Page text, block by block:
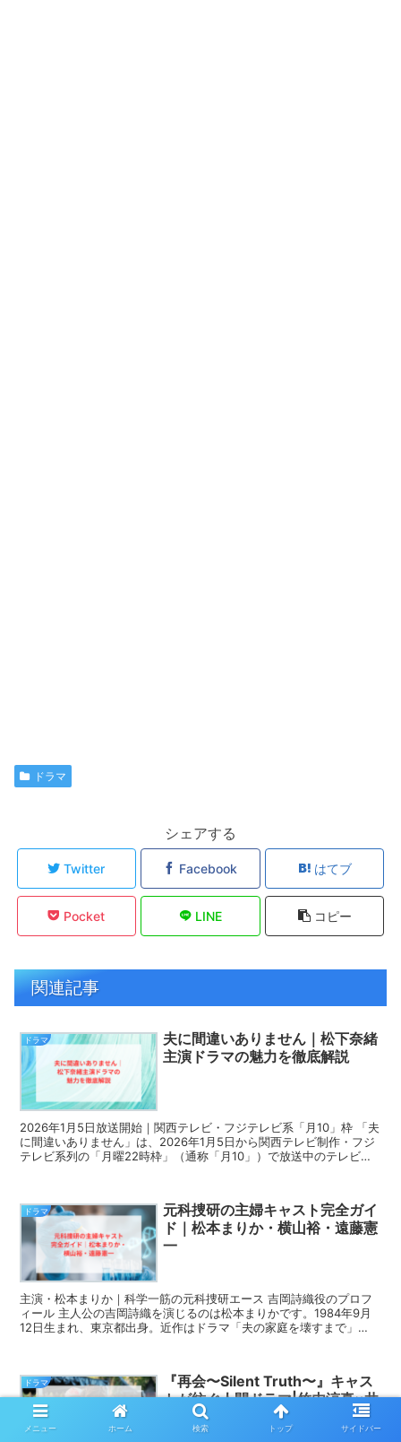
ドラマ
シェアする
Twitter Facebook はてブ
Pocket LINE コピー
関連記事
ドラマ
夫に間違いありません｜松下奈緒
主演ドラマの魅力を徹底解説
2026年1月5日放送開始｜関西テレビ・フジテレビ系「月10」枠 「夫
に間違いありません」は、2026年1月5日から関西テレビ制作・フジ
テレビ系列の「月曜22時枠」（通称「月10」）で放送中のテレビド
ドラマ
元科捜研の主婦キャスト完全ガイ
ド｜松本まりか・横山裕・遠藤憲
一
主演・松本まりか｜科学一筋の元科捜研エース 吉岡詩織役のプロフ
ィール 主人公の吉岡詩織を演じるのは松本まりかです。1984年9月
12日生まれ、東京都出身。近作はドラマ「夫の家庭を壊すまで」
ドラマ
『再会〜Silent Truth〜』キャス
トが紡ぐ人間ドラマ|竹内涼真×井
上真央を徹底分析
メニュー ホーム 検索 トップ サイドバー